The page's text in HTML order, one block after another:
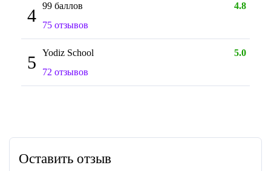
4 99 баллов
4.8
75 отзывов
5 Yodiz School
5.0
72 отзывов
Оставить отзыв